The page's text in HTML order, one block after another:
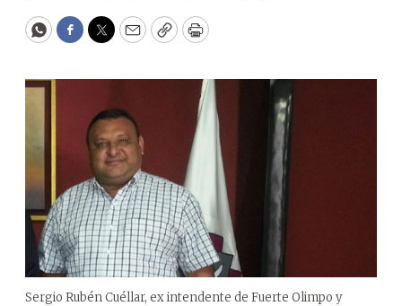
WhatsApp
Facebook
Twitter
EmailCopyPrint
Sergio Rubén Cuéllar, ex intendente de Fuerte Olimpo y